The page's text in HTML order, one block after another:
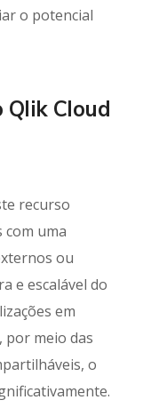
o potencial
Qlik Cloud
recurso
uma
ou
e escalável do
em
por meio das
o